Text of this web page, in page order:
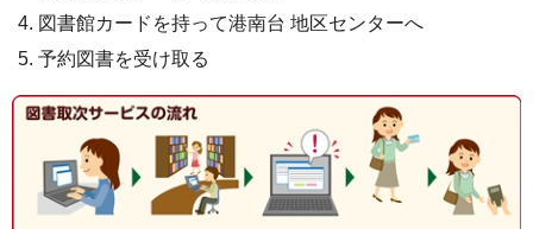
図書館カードを持って港南台 地区センターへ
予約図書を受け取る